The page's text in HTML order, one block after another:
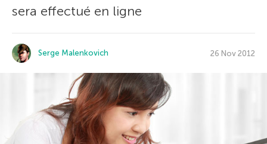
sera effectué en ligne
Serge Malenkovich 26 Nov 2012